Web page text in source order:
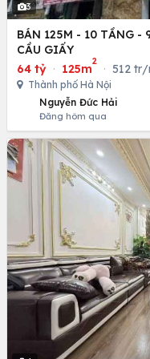
3
BÁN 125M - 10 TẦNG -
CẦU GIẤY
64 tỷ · 125m
2
· 512 tr/
Thành phố Hà Nội
Nguyễn Đức Hải
Đăng hôm qua